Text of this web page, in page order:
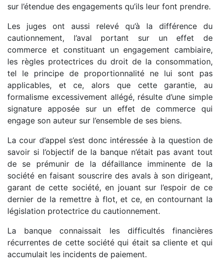
sur l’étendue des engagements qu’ils leur font prendre.
Les juges ont aussi relevé qu’à la différence du
cautionnement, l’aval portant sur un effet de
commerce et constituant un engagement cambiaire,
les règles protectrices du droit de la consommation,
tel le principe de proportionnalité ne lui sont pas
applicables, et ce, alors que cette garantie, au
formalisme excessivement allégé, résulte d’une simple
signature apposée sur un effet de commerce qui
engage son auteur sur l’ensemble de ses biens.
La cour d’appel s’est donc intéressée à la question de
savoir si l’objectif de la banque n’était pas avant tout
de se prémunir de la défaillance imminente de la
société en faisant souscrire des avals à son dirigeant,
garant de cette société, en jouant sur l’espoir de ce
dernier de la remettre à flot, et ce, en contournant la
législation protectrice du cautionnement.
La banque connaissait les difficultés financières
récurrentes de cette société qui était sa cliente et qui
accumulait les incidents de paiement.